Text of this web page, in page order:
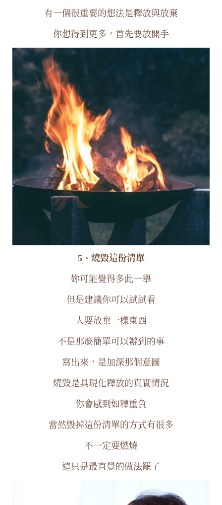
有一個很重要的想法是釋放與放棄
你想得到更多，首先要放開手
5、燒毀這份清單
妳可能覺得多此一舉
但是建議你可以試試看
人要放棄一樣東西
不是那麼簡單可以辦到的事
寫出來，是加深那個意圖
燒毀是具現化釋放的真實情況
你會感到如釋重負
當然毀掉這份清單的方式有很多
不一定要燃燒
這只是最直覺的做法罷了